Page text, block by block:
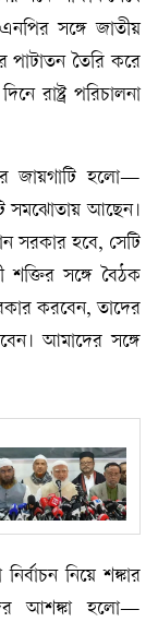
সঙ্গে জাতীয়
পাটাতন তৈরি করে
রাষ্ট্র পরিচালনা
জায়গাটি হলো—
সমঝোতায় আছেন।
সরকার হবে, সেটি
শক্তির সঙ্গে বৈঠক
করবেন, তাদের
আমাদের সঙ্গে
নিয়ে শঙ্কার
আশঙ্কা হলো—